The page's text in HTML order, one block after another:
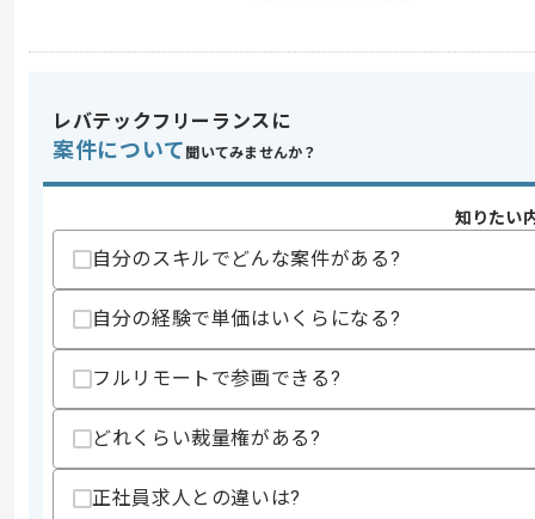
業務内容
特徴
参画実績あり , 長期プ
スキル
求めるスキル
・MySQLをはじめとするデータベース
・サーバー構築経験
スキルに不安がある方へ
レバテックフリーランスに
案件について 聞いてみませんか？
知りたい
自分のスキルでどんな案件がある?
自分の経験で単価はいくらになる?
フルリモートで参画できる?
どれくらい裁量権がある?
正社員求人との違いは?